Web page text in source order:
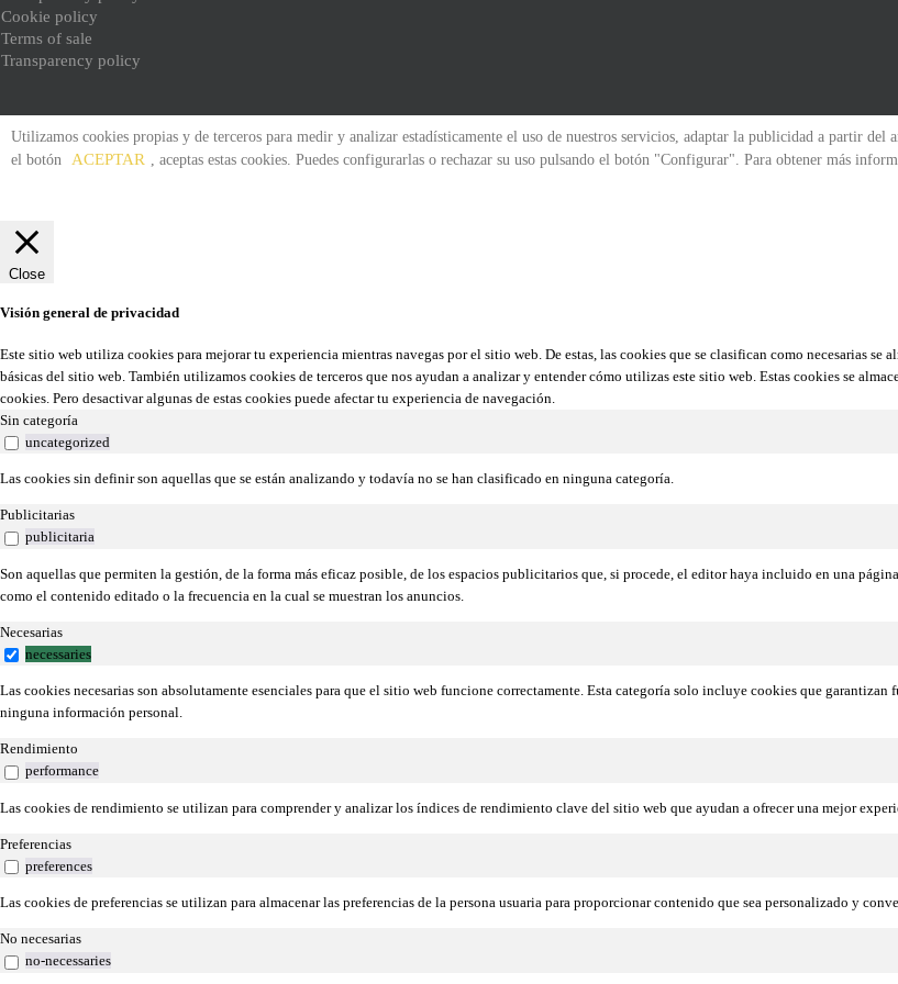
Cookie policy
Terms of sale
Transparency policy
Utilizamos cookies propias y de terceros para medir y analizar estadísticamente el uso de nuestros servicios, adaptar la publicidad a partir
el botón
ACEPTAR , aceptas estas cookies. Puedes configurarlas o rechazar su uso pulsando el botón "Configurar". Para obtener más
Close
Visión general de privacidad
Este sitio web utiliza cookies para mejorar tu experiencia mientras navegas por el sitio web. De estas, las cookies que se clasifican como necesarias
básicas del sitio web. También utilizamos cookies de terceros que nos ayudan a analizar y entender cómo utilizas este sitio web. Estas cookies se
cookies. Pero desactivar algunas de estas cookies puede afectar tu experiencia de navegación.
Sin categoría
uncategorized
Las cookies sin definir son aquellas que se están analizando y todavía no se han clasificado en ninguna categoría.
Publicitarias
publicitaria
Son aquellas que permiten la gestión, de la forma más eficaz posible, de los espacios publicitarios que, si procede, el editor haya incluido en una
como el contenido editado o la frecuencia en la cual se muestran los anuncios.
Necesarias
necessaries
Las cookies necesarias son absolutamente esenciales para que el sitio web funcione correctamente. Esta categoría solo incluye cookies que
ninguna información personal.
Rendimiento
performance
Las cookies de rendimiento se utilizan para comprender y analizar los índices de rendimiento clave del sitio web que ayudan a ofrecer una mejor
Preferencias
preferences
Las cookies de preferencias se utilizan para almacenar las preferencias de la persona usuaria para proporcionar contenido que sea personalizado y
No necesarias
no-necessaries